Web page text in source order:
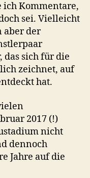
Kommentare,
sei. Vielleicht
aber der
das sich für die
zeichnet, auf
hat.
2017 (!)
nicht
dennoch
Jahre auf die